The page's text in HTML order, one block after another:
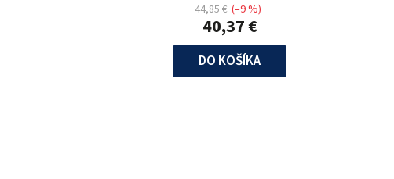
40,37 €
44,85 € (–9 %)
DO KOŠÍKA